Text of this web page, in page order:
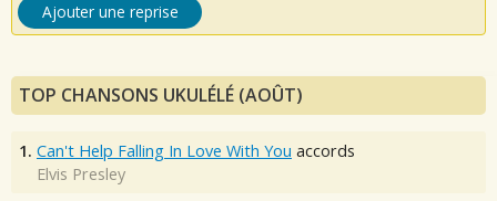
Ajouter une reprise
TOP CHANSONS UKULÉLÉ (AOÛT)
1. Can't Help Falling In Love With You accords
Elvis Presley